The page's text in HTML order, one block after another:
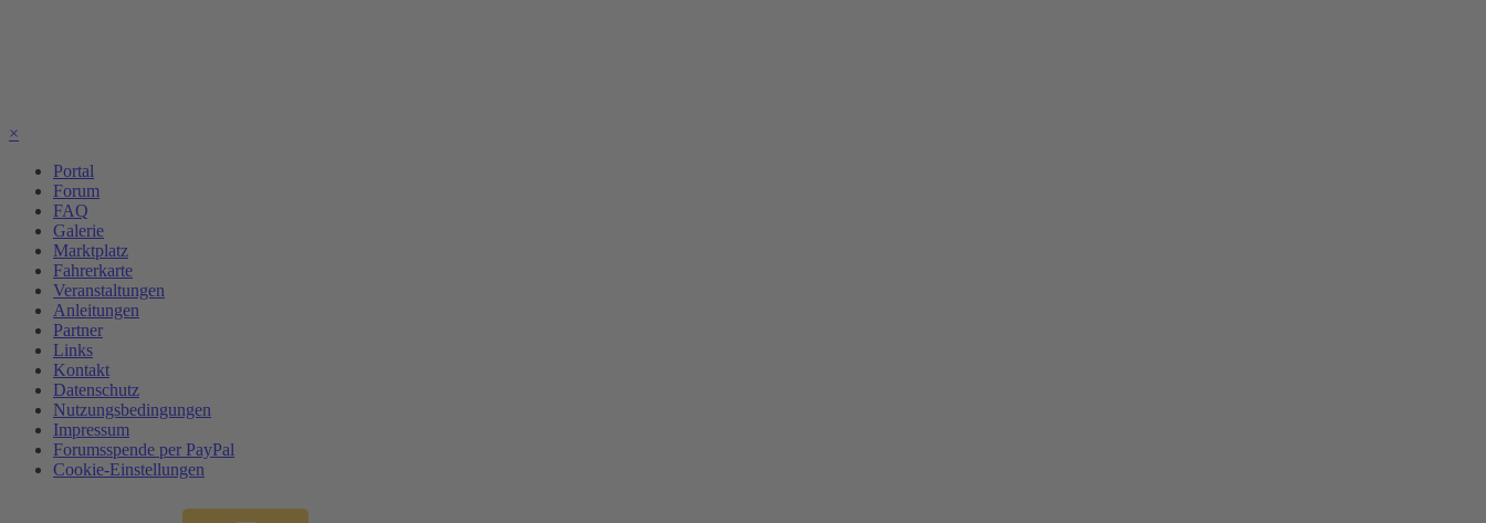
×
Portal
Forum
FAQ
Galerie
Marktplatz
Fahrerkarte
Veranstaltungen
Anleitungen
Partner
Links
Kontakt
Datenschutz
Nutzungsbedingungen
Impressum
Forumsspende per PayPal
Cookie-Einstellungen